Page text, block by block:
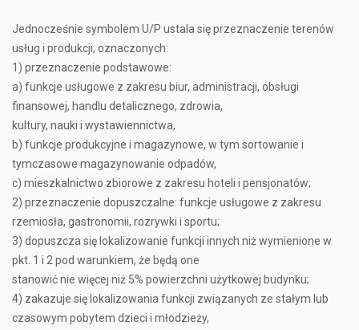
Jednocześnie symbolem U/P ustala się przeznaczenie terenów
usług i produkcji, oznaczonych:
1) przeznaczenie podstawowe:
a) funkcje usługowe z zakresu biur, administracji, obsługi
finansowej, handlu detalicznego, zdrowia,
kultury, nauki i wystawiennictwa,
b) funkcje produkcyjne i magazynowe, w tym sortowanie i
tymczasowe magazynowanie odpadów,
c) mieszkalnictwo zbiorowe z zakresu hoteli i pensjonatów;
2) przeznaczenie dopuszczalne: funkcje usługowe z zakresu
rzemiosła, gastronomii, rozrywki i sportu;
3) dopuszcza się lokalizowanie funkcji innych niż wymienione w
pkt. 1 i 2 pod warunkiem, że będą one
stanowić nie więcej niż 5% powierzchni użytkowej budynku;
4) zakazuje się lokalizowania funkcji związanych ze stałym lub
czasowym pobytem dzieci i młodzieży,